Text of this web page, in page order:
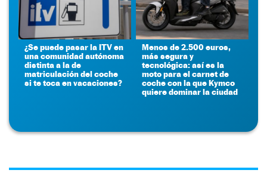
¿Se puede pasar la ITV en
una comunidad autónoma
distinta a la de
matriculación del coche
si te toca en vacaciones?
Menos de 2.500 euros,
más segura y
tecnológica: así es la
moto para el carnet de
coche con la que Kymco
quiere dominar la ciudad